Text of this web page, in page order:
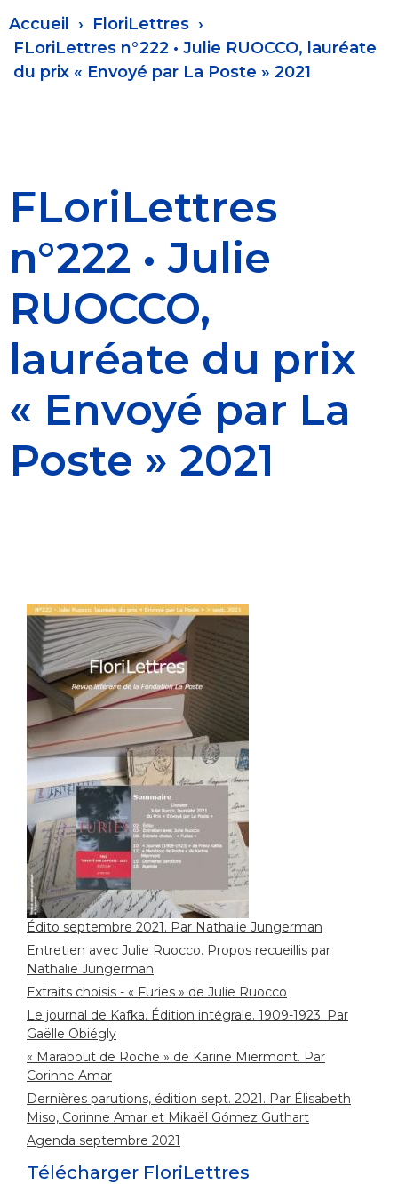
Fil
d'Ariane
Accueil
FloriLettres
FLoriLettres n°222 • Julie RUOCCO, lauréate
du prix « Envoyé par La Poste » 2021
FLoriLettres
n°222 • Julie
RUOCCO,
lauréate du prix
« Envoyé par La
Poste » 2021
Édito septembre 2021. Par Nathalie Jungerman
Entretien avec Julie Ruocco. Propos recueillis par
Nathalie Jungerman
Extraits choisis - « Furies » de Julie Ruocco
Le journal de Kafka. Édition intégrale. 1909-1923. Par
Gaëlle Obiégly
« Marabout de Roche » de Karine Miermont. Par
Corinne Amar
Dernières parutions, édition sept. 2021. Par Élisabeth
Miso, Corinne Amar et Mikaël Gómez Guthart
Agenda septembre 2021
Télécharger FloriLettres